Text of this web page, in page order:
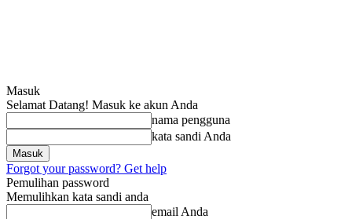
Masuk
Selamat Datang! Masuk ke akun Anda
nama pengguna
kata sandi Anda
Forgot your password? Get help
Pemulihan password
Memulihkan kata sandi anda
email Anda